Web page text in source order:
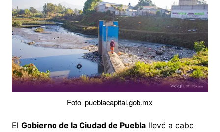
Foto: pueblacapital.gob.mx
El Gobierno de la Ciudad de Pueblallevó a cabo